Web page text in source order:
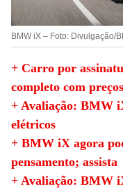
BMW iX – Foto: Divulgação/
+ Carro por
completo com
+ Avaliação: BMW
elétricos
+ BMW iX agora
pensamento; assista
+ Avaliação: BMW